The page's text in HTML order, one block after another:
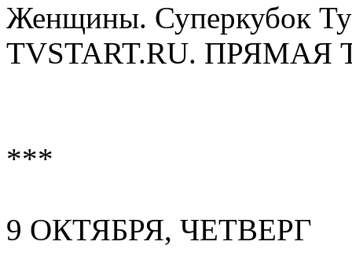
Женщины. Суперкубок
TVSTART.RU.
***
9 ОКТЯБРЯ, ЧЕТВЕРГ